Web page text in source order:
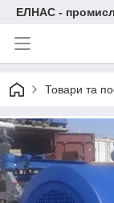
ЕЛНАС -
Товари та